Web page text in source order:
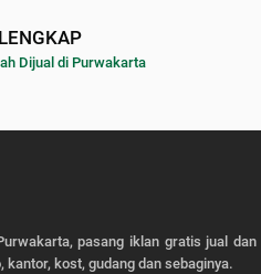
Dijual di Purwakarta
pasang iklan gratis jual dan
kost, gudang dan sebaginya.